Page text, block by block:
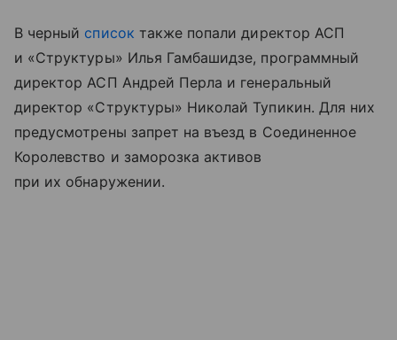
В черный список также попали директор АСП
и «Структуры» Илья Гамбашидзе, программный
директор АСП Андрей Перла и генеральный
директор «Структуры» Николай Тупикин. Для них
предусмотрены запрет на въезд в Соединенное
Королевство и заморозка активов
при их обнаружении.